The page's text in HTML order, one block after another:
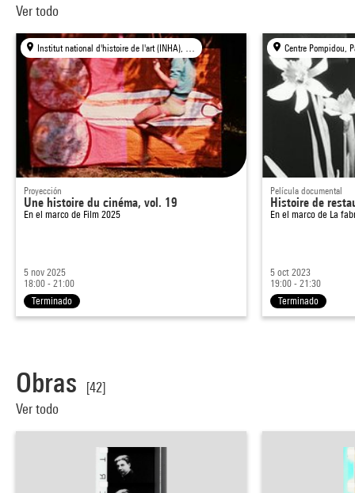
Ver todo
Institut national d'histoire de l'art (INHA), Paris
Proyección
Une histoire du cinéma, vol. 19
En el marco de Film 2025
5 nov 2025
18:00 - 21:00
Terminado
Centre Pompidou,
Película documental
Histoire de
En el marco de La
5 oct 2023
19:00 - 21:30
Terminado
Obras
[42]
Ver todo